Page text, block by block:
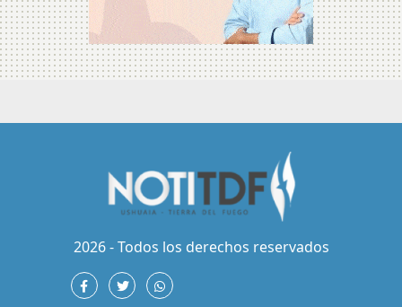
2026 - Todos los derechos reservados